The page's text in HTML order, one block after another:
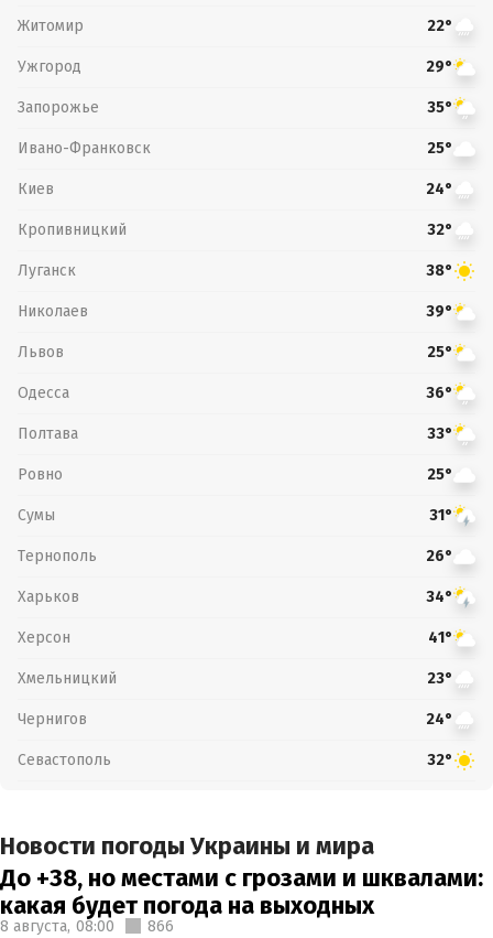
Житомир 22°
Ужгород 29°
Запорожье 35°
Ивано-Франковск 25°
Киев 24°
Кропивницкий 32°
Луганск 38°
Николаев 39°
Львов 25°
Одесса 36°
Полтава 33°
Ровно 25°
Сумы 31°
Тернополь 26°
Харьков 34°
Херсон 41°
Хмельницкий 23°
Чернигов 24°
Севастополь 32°
Новости погоды Украины и мира
До +38, но местами с грозами и шквалами:
какая будет погода на выходных
8 августа, 08:00 866